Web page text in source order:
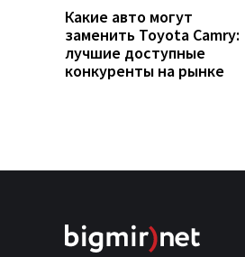
Какие авто могут
заменить Toyota Camry:
лучшие доступные
конкуренты на рынке